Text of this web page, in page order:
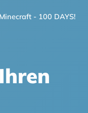
- 100 DAYS!